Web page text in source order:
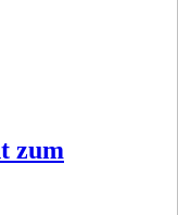
zum